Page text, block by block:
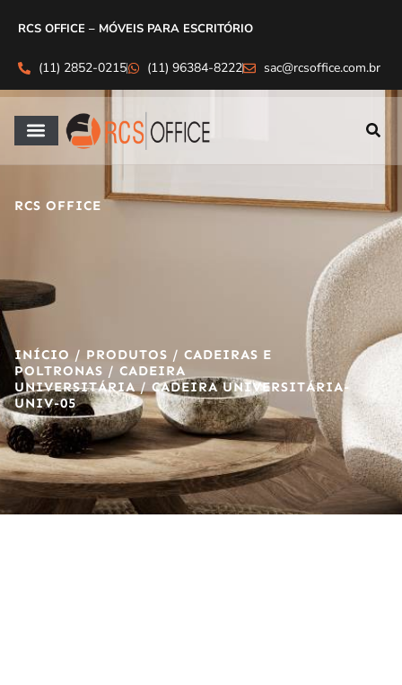
RCS OFFICE – MÓVEIS PARA ESCRITÓRIO
(11) 2852-0215 (11) 96384-8222 sac@rcsoffice.com.br
RCS OFFICE
INÍCIO / PRODUTOS / CADEIRAS E
POLTRONAS / CADEIRA
UNIVERSITÁRIA/ CADEIRA UNIVERSITÁRIA-
UNIV-05